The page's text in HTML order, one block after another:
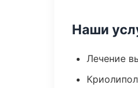
Наши
Лечение